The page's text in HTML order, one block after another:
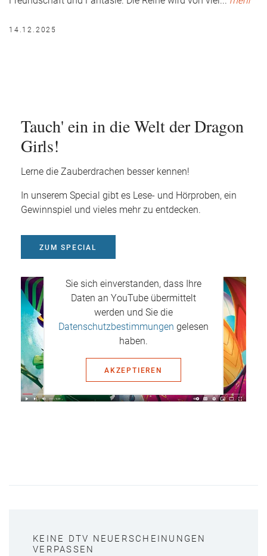
14.12.2025
Tauch' ein in die Welt der Dragon
Girls!
Lerne die Zauberdrachen besser kennen!
In unserem Special gibt es Lese- und Hörproben, ein
Gewinnspiel und vieles mehr zu entdecken.
ZUM SPECIAL
Sie sich einverstanden, dass Ihre
Daten an YouTube übermittelt
werden und Sie die
Datenschutzbestimmungen gelesen
haben.
AKZEPTIEREN
KEINE DTV NEUERSCHEINUNGEN
VERPASSEN